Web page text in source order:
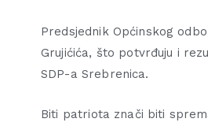
Predsjednik Općinskog
Grujićića, što potvrđuju i
SDP-a Srebrenica.
Biti patriota znači biti